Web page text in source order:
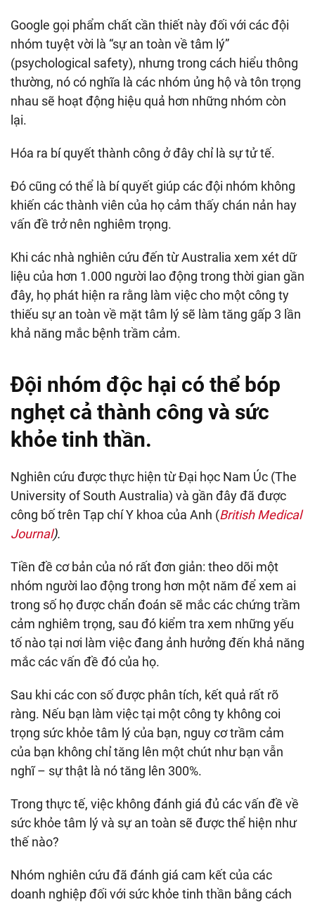
Google gọi phẩm chất cần thiết này đối với các đội
nhóm tuyệt vời là “sự an toàn về tâm lý”
(psychological safety), nhưng trong cách hiểu thông
thường, nó có nghĩa là các nhóm ủng hộ và tôn trọng
nhau sẽ hoạt động hiệu quả hơn những nhóm còn
lại.
Hóa ra bí quyết thành công ở đây chỉ là sự tử tế.
Đó cũng có thể là bí quyết giúp các đội nhóm không
khiến các thành viên của họ cảm thấy chán nản hay
vấn đề trở nên nghiêm trọng.
Khi các nhà nghiên cứu đến từ Australia xem xét dữ
liệu của hơn 1.000 người lao động trong thời gian gần
đây, họ phát hiện ra rằng làm việc cho một công ty
thiếu sự an toàn về mặt tâm lý sẽ làm tăng gấp 3 lần
khả năng mắc bệnh trầm cảm.
Đội nhóm độc hại có thể bóp
nghẹt cả thành công và sức
khỏe tinh thần.
Nghiên cứu được thực hiện từ Đại học Nam Úc (The
University of South Australia) và gần đây đã được
công bố trên Tạp chí Y khoa của Anh (British Medical
Journal).
Tiền đề cơ bản của nó rất đơn giản: theo dõi một
nhóm người lao động trong hơn một năm để xem ai
trong số họ được chẩn đoán sẽ mắc các chứng trầm
cảm nghiêm trọng, sau đó kiểm tra xem những yếu
tố nào tại nơi làm việc đang ảnh hưởng đến khả năng
mắc các vấn đề đó của họ.
Sau khi các con số được phân tích, kết quả rất rõ
ràng. Nếu bạn làm việc tại một công ty không coi
trọng sức khỏe tâm lý của bạn, nguy cơ trầm cảm
của bạn không chỉ tăng lên một chút như bạn vẫn
nghĩ – sự thật là nó tăng lên 300%.
Trong thực tế, việc không đánh giá đủ các vấn đề về
sức khỏe tâm lý và sự an toàn sẽ được thể hiện như
thế nào?
Nhóm nghiên cứu đã đánh giá cam kết của các
doanh nghiệp đối với sức khỏe tinh thần bằng cách